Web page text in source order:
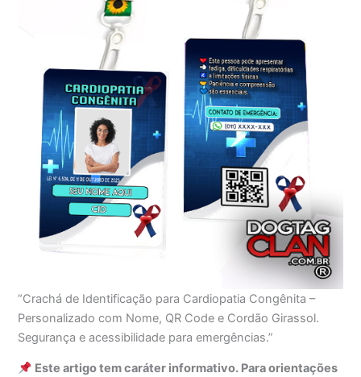
“Crachá de Identificação para Cardiopatia Congênita –
Personalizado com Nome, QR Code e Cordão Girassol.
Segurança e acessibilidade para emergências.”
Este artigo tem caráter informativo. Para orientações